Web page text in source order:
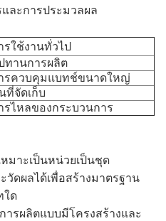
และการประมวลผล
รใช้งานทั่วไป
ทานการผลิต
รควบคุมแบทช์ขนาดใหญ่
ที่จัดเก็บ
รไหลของกระบวนการ
หมาะเป็นหน่วยเป็นชุด
ดผลได้เพื่อสร้างมาตรฐาน
ใด
ารผลิตแบบมีโครงสร้างและ